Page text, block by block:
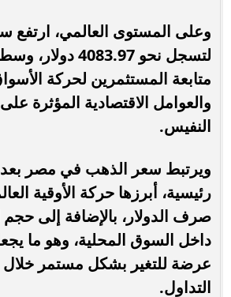
وعلى المستوى العالمي، ارتفع
لتسجل نحو 4083.97
متابعة المستثمرين لحركة
والعوامل الاقتصادية المؤثرة
النفيس.
ويرتبط سعر الذهب في مصر
رئيسية، أبرزها حركة الأوقية
صرف الدولار، بالإضافة إلى
داخل السوق المحلية، وهو ما
عرضة للتغير بشكل مستمر
التداول.